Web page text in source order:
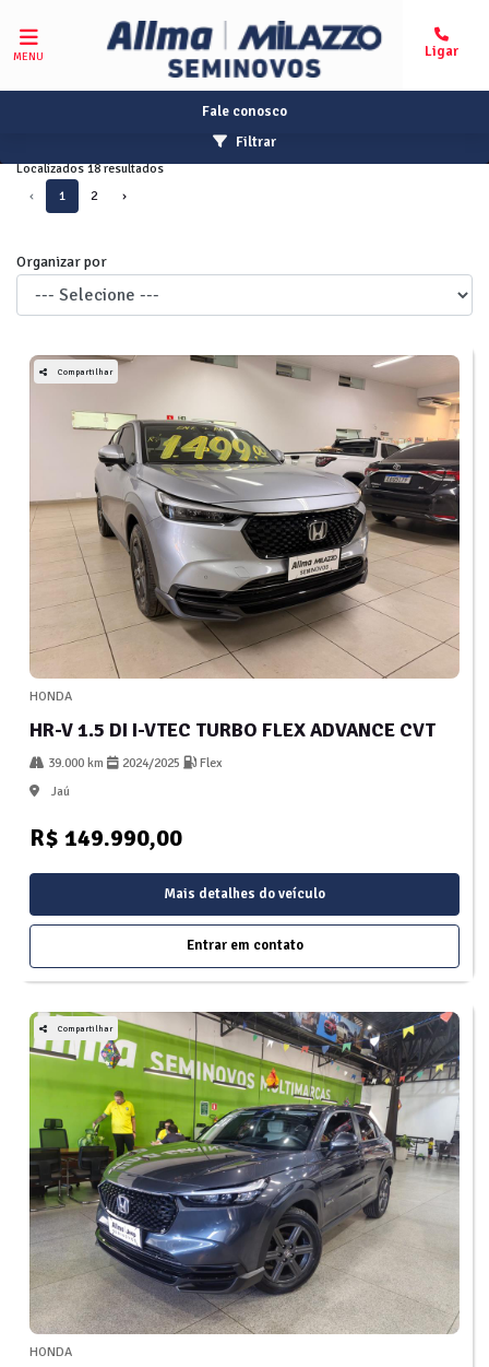
MENU
Fale conosco
Localizados 18 resultados
‹
1 2 ›
Filtrar
Organizar por
Compartilhar
HONDA
HR-V 1.5 DI I-VTEC TURBO FLEX ADVANCE CVT
39.000 km 2024/2025
Flex
Jaú
R$ 149.990,00
Mais detalhes do veículo
Entrar em contato
Compartilhar
HONDA